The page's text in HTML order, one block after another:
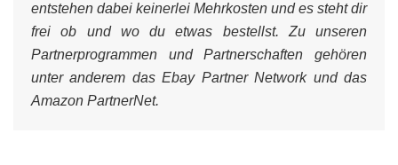
entstehen dabei keinerlei Mehrkosten und es steht dir
frei ob und wo du etwas bestellst. Zu unseren
Partnerprogrammen und Partnerschaften gehören
unter anderem das Ebay Partner Network und das
Amazon PartnerNet.